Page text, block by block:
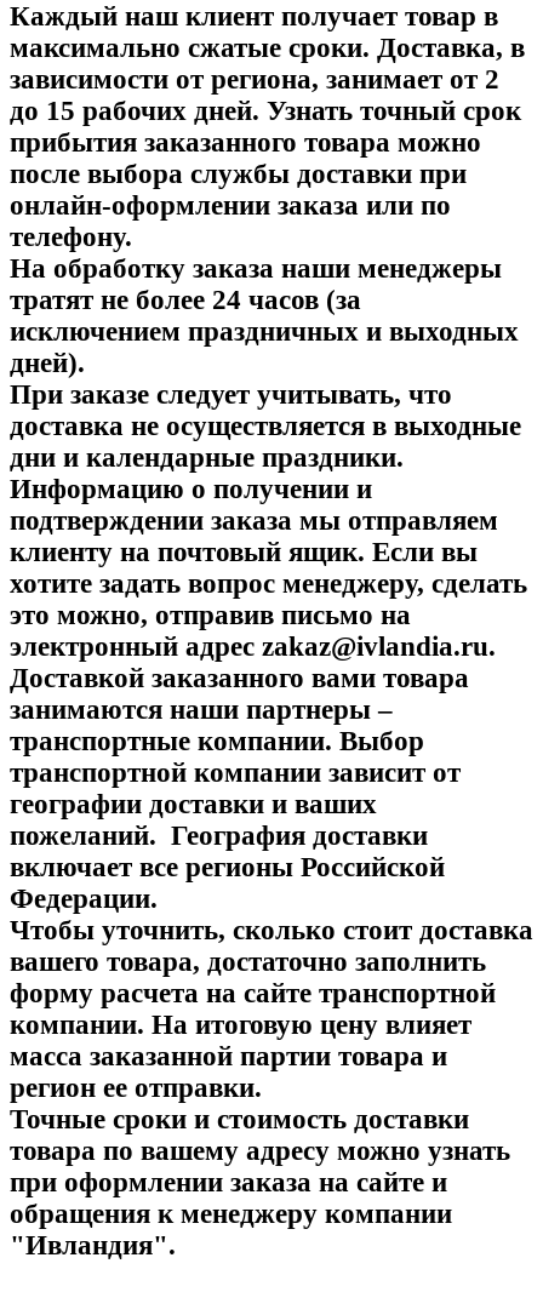
Каждый наш клиент получает товар в
максимально сжатые сроки. Доставка, в
зависимости от региона, занимает от 2
до 15 рабочих дней. Узнать точный срок
прибытия заказанного товара можно
после выбора службы доставки при
онлайн-оформлении заказа или по
телефону.
На обработку заказа наши менеджеры
тратят не более 24 часов (за
исключением праздничных и выходных
дней).
При заказе следует учитывать, что
доставка не осуществляется в выходные
дни и календарные праздники.
Информацию о получении и
подтверждении заказа мы отправляем
клиенту на почтовый ящик. Если вы
хотите задать вопрос менеджеру, сделать
это можно, отправив письмо на
электронный адрес zakaz@ivlandia.ru.
Доставкой заказанного вами товара
занимаются наши партнеры –
транспортные компании. Выбор
транспортной компании зависит от
географии доставки и ваших
пожеланий. География доставки
включает все регионы Российской
Федерации.
Чтобы уточнить, сколько стоит доставка
вашего товара, достаточно заполнить
форму расчета на сайте транспортной
компании. На итоговую цену влияет
масса заказанной партии товара и
регион ее отправки.
Точные сроки и стоимость доставки
товара по вашему адресу можно узнать
при оформлении заказа на сайте и
обращения к менеджеру компании
"Ивландия".